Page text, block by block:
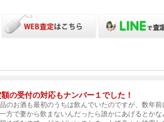
の受付の対応もナンバー１でした！
のお酒も最初のうちは飲んでいたのですが、数年
方で妻から飲まないんだったら誰かにあげるとか